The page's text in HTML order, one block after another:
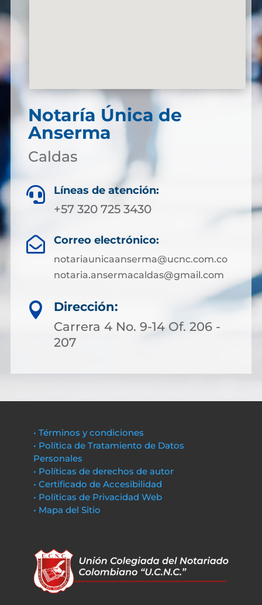
Notaría Única de
Anserma
Caldas
 Líneas de atención:
+57 320 725 3430
 Correo electrónico:
notariaunicaanserma@ucnc.com.co
notaria.ansermacaldas@gmail.com

Dirección:
Carrera 4 No. 9-14 Of. 206 -
207
• Términos y condiciones
• Política de Tratamiento de Datos
Personales
• Políticas de derechos de autor
• Certificado de Accesibilidad
• Políticas de Privacidad Web
• Mapa del Sitio